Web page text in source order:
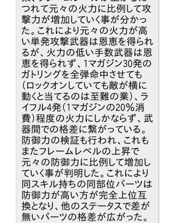
つれて元々の火力に比例して攻
撃力が増加していく事が分かっ
た。これにより元々の火力が高
い単発攻撃武器は恩恵を得られ
るが、火力の低い手数武器は恩
恵を得られず、1マガジン30発の
ガトリングを全弾命中させても
（ロックオンしていても敵が横に
動くと当てるのは至難の業）、ラ
イフル4発（1マガジンの20％消
費）程度の火力にしかならず、武
器間での格差に繋がっている。
防御力の検証も行われ、これも
またフレームレベルの上昇で
元々の防御力に比例して増加し
ていく事が判明した。これにより
同スキル持ちの同部位パーツは
防御力が高い方が完全上位互
換となり、他のステータスで差が
無いパーツの格差が広がった。